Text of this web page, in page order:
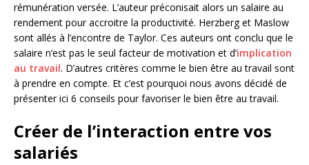
rémunération versée. L’auteur préconisait alors un salaire au
rendement pour accroitre la productivité. Herzberg et Maslow
sont allés à l’encontre de Taylor. Ces auteurs ont conclu que le
salaire n’est pas le seul facteur de motivation et d’implication
au travail. D’autres critères comme le bien être au travail sont
à prendre en compte. Et c’est pourquoi nous avons décidé de
présenter ici 6 conseils pour favoriser le bien être au travail.
Créer de l’interaction entre vos
salariés